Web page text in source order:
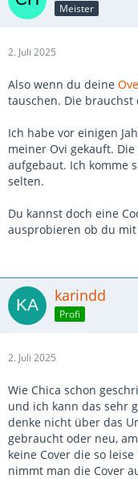
Meister
2. Juli 2025
Also wenn du deine
tauschen. Die brauchst
Ich habe vor einigen
meiner Ovi gekauft.
aufgebaut. Ich komme
selten.
Du kannst doch eine
ausprobieren ob du
karindd
Profi
2. Juli 2025
Wie Chica schon
und ich kann das sehr
denke nicht über das
gebraucht oder neu,
keine Cover die so
nimmt man die Cover